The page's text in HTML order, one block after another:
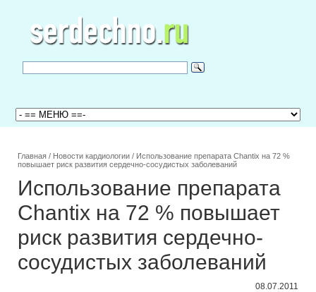
Главная / Новости кардиологии / Использование препарата Chantix на 72 %
повышает риск развития сердечно-сосудистых заболеваний
Использование препарата
Chantix на 72 % повышает
риск развития сердечно-
сосудистых заболеваний
08.07.2011